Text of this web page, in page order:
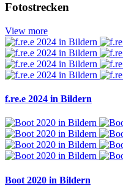
Fotostrecken
View more
f.re.e 2024 in Bildern
Boot 2020 in Bildern